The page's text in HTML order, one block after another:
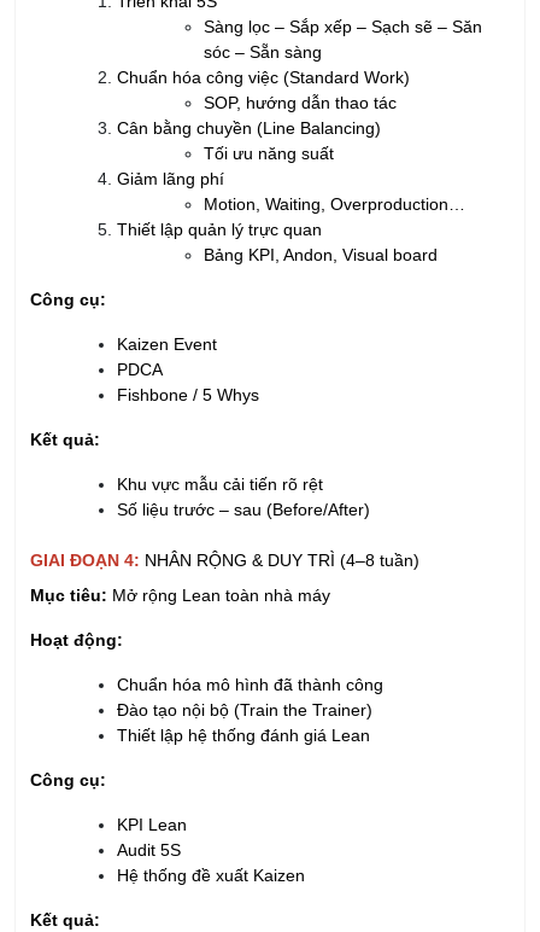
Sàng lọc – Sắp xếp – Sạch sẽ – Săn
sóc – Sẵn sàng
Chuẩn hóa công việc (Standard Work)
SOP, hướng dẫn thao tác
Cân bằng chuyền (Line Balancing)
Tối ưu năng suất
Giảm lãng phí
Motion, Waiting, Overproduction…
Thiết lập quản lý trực quan
Bảng KPI, Andon, Visual board
Công cụ:
Kaizen Event
PDCA
Fishbone / 5 Whys
Kết quả:
Khu vực mẫu cải tiến rõ rệt
Số liệu trước – sau (Before/After)
GIAI ĐOẠN 4: NHÂN RỘNG & DUY TRÌ (4–8 tuần)
Mục tiêu: Mở rộng Lean toàn nhà máy
Hoạt động:
Chuẩn hóa mô hình đã thành công
Đào tạo nội bộ (Train the Trainer)
Thiết lập hệ thống đánh giá Lean
Công cụ:
KPI Lean
Audit 5S
Hệ thống đề xuất Kaizen
Kết quả: